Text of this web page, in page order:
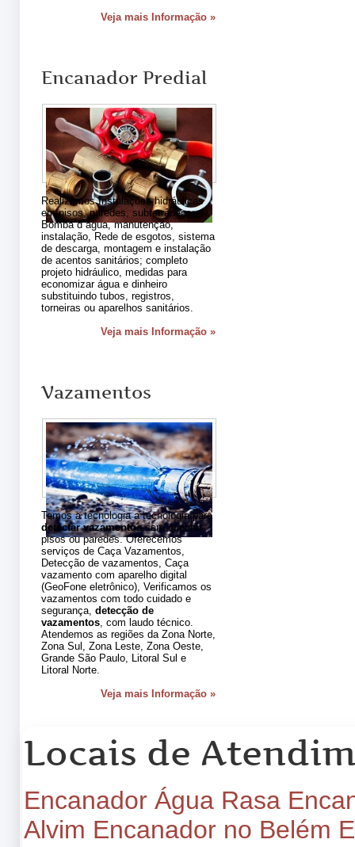
Veja mais Informação »
Encanador Predial
Realizamos Instalações hidráulicas
em pisos, paredes, subterrâneos;
Bomba d´agua, manutenção,
instalação, Rede de esgotos, sistema
de descarga, montagem e instalação
de acentos sanitários; completo
projeto hidráulico, medidas para
economizar água e dinheiro
substituindo tubos, registros,
torneiras ou aparelhos sanitários.
Veja mais Informação »
Vazamentos
Temos a tecnologia a tecnologia para
detectar vazamentossem quebrar
pisos ou paredes. Oferecemos
serviços de Caça Vazamentos,
Detecção de vazamentos, Caça
vazamento com aparelho digital
(GeoFone eletrônico), Verificamos os
vazamentos com todo cuidado e
segurança,detecção de
vazamentos, com laudo técnico.
Atendemos as regiões da Zona Norte,
Zona Sul, Zona Leste, Zona Oeste,
Grande São Paulo, Litoral Sul e
Litoral Norte.
Veja mais Informação »
Locais de
Encanador Água Rasa
Alvim Encanador no Belém